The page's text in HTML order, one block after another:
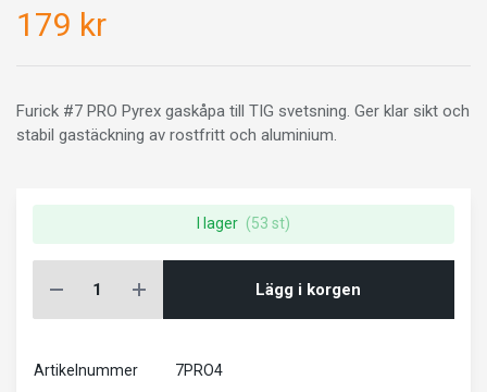
179 kr
Furick #7 PRO Pyrex gaskåpa till TIG svetsning. Ger klar sikt och
stabil gastäckning av rostfritt och aluminium.
I lager (53 st)
Lägg i korgen
Artikelnummer 7PRO4